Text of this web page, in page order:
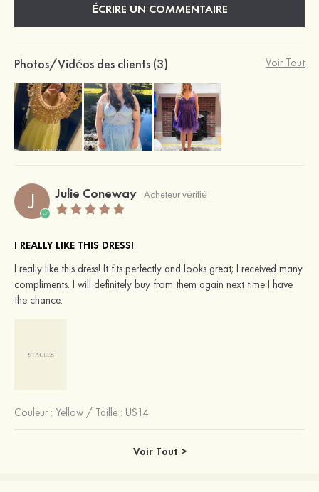
ÉCRIRE UN COMMENTAIRE
Photos/Vidéos des clients (3) Voir Tout
J Julie Coneway Acheteur vérifié
I REALLY LIKE THIS DRESS!
I really like this dress! It fits perfectly and looks great; I received many
compliments. I will definitely buy from them again next time I have
the chance.
Couleur : Yellow / Taille : US14
Voir Tout >